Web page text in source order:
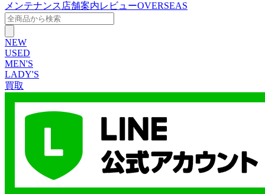
メンテナンス 店舗案内レビューOVERSEAS
NEW
USED
MEN'S
LADY'S
買取